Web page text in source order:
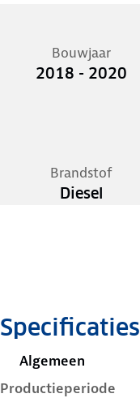
Bouwjaar
2018 - 2020
Brandstof
Diesel
Specificaties
Algemeen
Productieperiode